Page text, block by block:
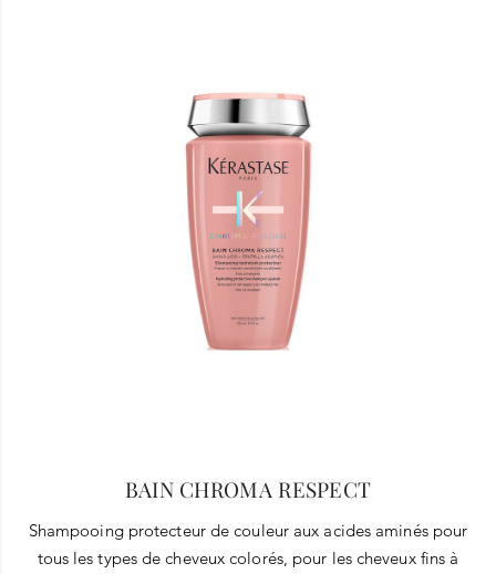
BAIN CHROMA RESPECT
Shampooing protecteur de couleur aux acides aminés pour
tous les types de cheveux colorés, pour les cheveux fins à